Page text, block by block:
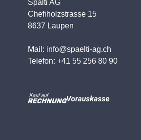
Spälti AG
Chefiholzstrasse 15
8637 Laupen
Mail: info@spaelti-ag.ch
Telefon: +41 55 256 80 90